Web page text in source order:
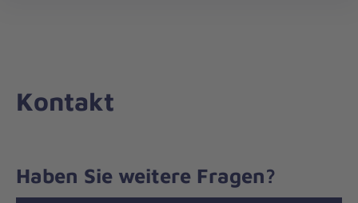
zum
Kontakt
Haben Sie weitere Fragen?